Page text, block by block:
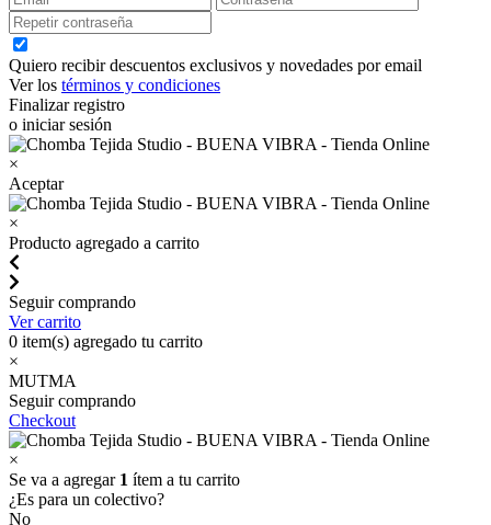
Quiero recibir descuentos exclusivos y novedades por email
Ver los términos y condiciones
Finalizar registro
o iniciar sesión
×
Aceptar
×
Producto agregado a carrito
Seguir comprando
Ver carrito
0 item(s) agregado tu carrito
×
MUTMA
Seguir comprando
Checkout
×
Se va a agregar 1 ítem a tu carrito
¿Es para un colectivo?
No